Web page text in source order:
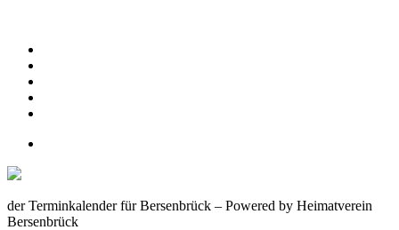
der Terminkalender für Bersenbrück – Powered by Heimatverein
Bersenbrück